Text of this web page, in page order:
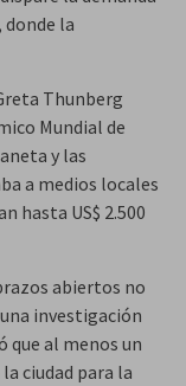
donde la
Thunberg
Mundial de
y las
a medios locales
hasta US$ 2.500
abiertos no
investigación
que al menos un
ciudad para la